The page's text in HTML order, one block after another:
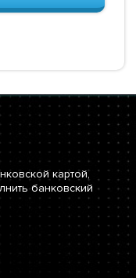
картой,
банковский